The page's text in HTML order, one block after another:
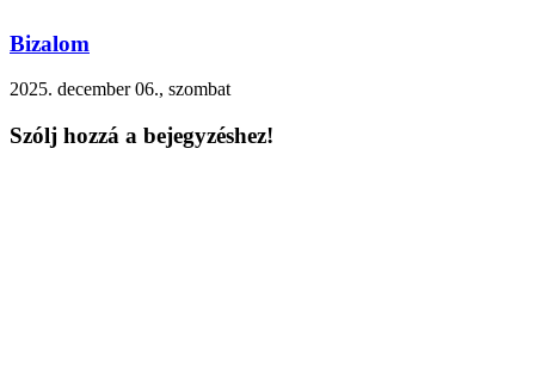
Bizalom
2025. december 06., szombat
Szólj hozzá a bejegyzéshez!